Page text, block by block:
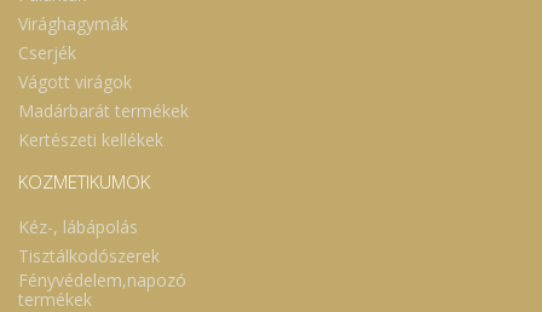
Virághagymák
Cserjék
Vágott virágok
Madárbarát termékek
Kertészeti kellékek
KOZMETIKUMOK
Kéz-, lábápolás
Tisztálkodószerek
Fényvédelem,napozó
termékek